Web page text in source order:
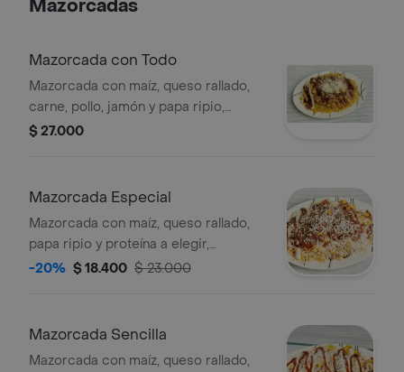
Mazorcadas
Mazorcada con Todo
Mazorcada con maíz, queso rallado,
carne, pollo, jamón y papa ripio,
cubierta con salsas.
$ 27.000
Mazorcada Especial
Mazorcada con maíz, queso rallado,
papa ripio y proteína a elegir,
acompañada de salsas.
-20% $ 18.400 $ 23.000
Mazorcada Sencilla
Mazorcada con maíz, queso rallado,